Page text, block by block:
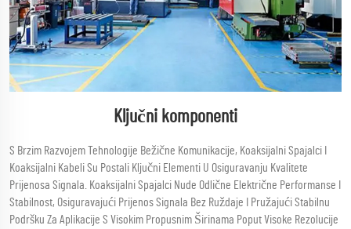
Ključni komponenti
S Brzim Razvojem Tehnologije Bežične Komunikacije, Koaksijalni Spajalci I
Koaksijalni Kabeli Su Postali Ključni Elementi U Osiguravanju Kvalitete
Prijenosa Signala. Koaksijalni Spajalci Nude Odlične Električne Performanse I
Stabilnost, Osiguravajući Prijenos Signala Bez Ruždaje I Pružajući Stabilnu
Podršku Za Aplikacije S Visokim Propusnim Širinama Poput Visoke Rezolucije